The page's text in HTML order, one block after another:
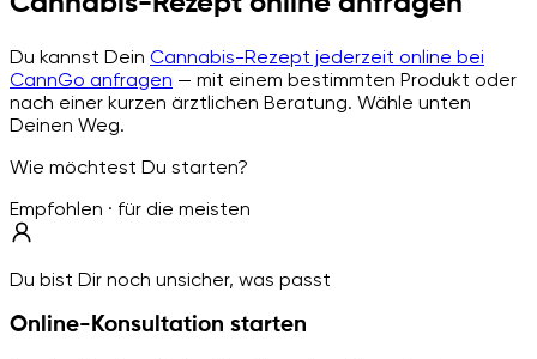
Du kannst Dein Cannabis-Rezept jederzeit online bei
CannGo anfragen — mit einem bestimmten Produkt oder
nach einer kurzen ärztlichen Beratung. Wähle unten
Deinen Weg.
Wie möchtest Du starten?
Empfohlen · für die meisten
Du bist Dir noch unsicher, was passt
Online-Konsultation starten